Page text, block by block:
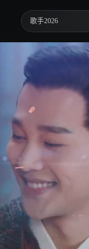
密室大逃脱 第八季
你好，星期六
中餐厅·南洋拾光季
野狗骨头
忙忙碌碌寻宝藏2
我们的宿舍·归心季